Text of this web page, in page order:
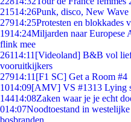
21514:26Punk, disco, New
27914:25Protesten en blokkades
1914:24Miljarden naar Europese
flink mee
26114:11 [Videoland] B&B vol
vooruitkijkers
27914:11 [F1 SC] Get a Room #4
1014:09[AMV] VS #1313 Lying
14414:08Zaken waar je je echt
014:07Noodtoestand in
bosbranden